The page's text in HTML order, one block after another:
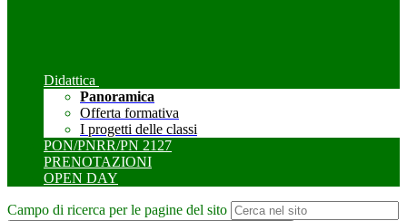
Didattica
Panoramica
Offerta formativa
I progetti delle classi
PON/PNRR/PN 2127
PRENOTAZIONI
OPEN DAY
Campo di ricerca per le pagine del sito